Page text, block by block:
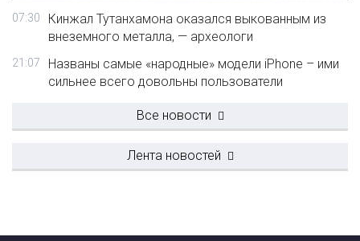
07:30
Кинжал Тутанхамона оказался выкованным из
внеземного металла, — археологи
21:07
Названы самые «народные» модели iPhone – ими
сильнее всего довольны пользователи
Все новости
Лента новостей